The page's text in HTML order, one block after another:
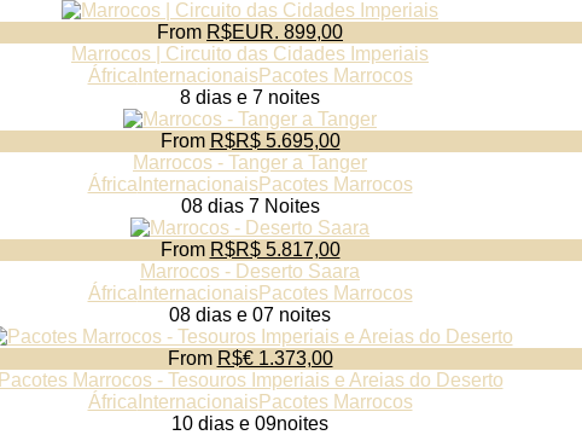
From R$EUR. 899,00
Marrocos | Circuito das Cidades Imperiais
África InternacionaisPacotes Marrocos
8 dias e 7 noites
From R$R$ 5.695,00
Marrocos - Tanger a Tanger
África InternacionaisPacotes Marrocos
08 dias 7 Noites
From R$R$ 5.817,00
Marrocos - Deserto Saara
África InternacionaisPacotes Marrocos
08 dias e 07 noites
From R$€ 1.373,00
Pacotes Marrocos - Tesouros Imperiais e Areias do Deserto
África InternacionaisPacotes Marrocos
10 dias e 09noites